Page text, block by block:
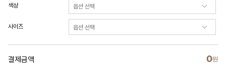
색상
사이즈
결제금액 0원